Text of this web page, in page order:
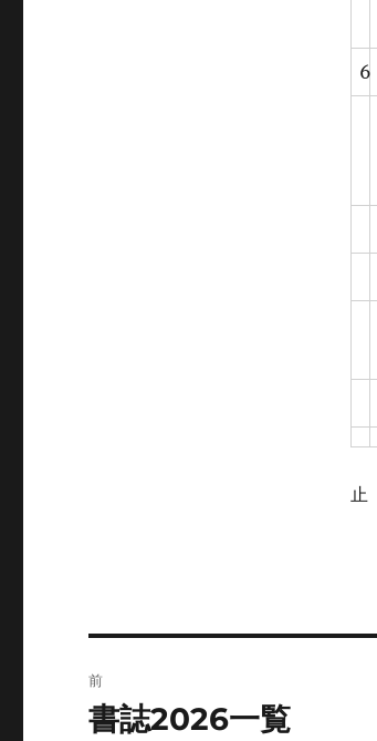
6
止
稿
前
前
書誌2026一覧